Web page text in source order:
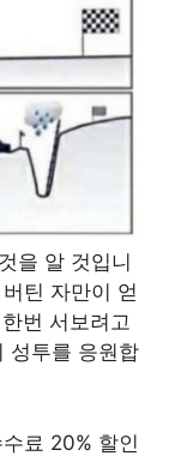
을 알 것입니
틴 자만이 얻
번 서보려고
성투를 응원합
료 20% 할인